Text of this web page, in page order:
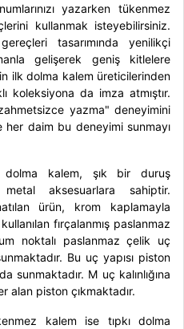
yazarken tükenmez
kullanmak isteyebilirsiniz.
tasarımında yenilikçi
gelişerek geniş kitlelere
ilk dolma kalem üreticilerinden
koleksiyona da imza atmıştır.
yazma" deneyimini
daim bu deneyimi sunmayı
dolma kalem, şık bir duruş
aksesuarlara sahiptir.
ürün, krom kaplamayla
fırçalanmış paslanmaz
noktalı paslanmaz çelik uç
Bu uç yapısı piston
sunmaktadır. M uç kalınlığına
alan piston çıkmaktadır.
kalem ise tıpkı dolma